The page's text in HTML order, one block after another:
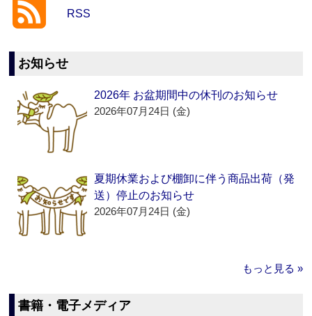
RSS
お知らせ
2026年 お盆期間中の休刊のお知らせ
2026年07月24日 (金)
夏期休業および棚卸に伴う商品出荷（発
送）停止のお知らせ
2026年07月24日 (金)
もっと見る »
書籍・電子メディア